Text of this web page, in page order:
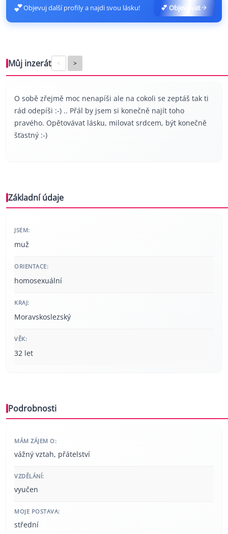
💕Objevuj další profily a najdi svou lásku! 💕 Objevovat
Můj inzerát < >
O sobě zřejmě moc nenapíši ale na cokoli se zeptáš tak ti
rád odepíši :-) .. Přál by jsem si konečně najít toho
pravého. Opětovávat lásku, milovat srdcem, být konečně
šťastný :-)
Základní údaje
JSEM:
muž
ORIENTACE:
homosexuální
KRAJ:
Moravskoslezský
VĚK:
32 let
Podrobnosti
MÁM ZÁJEM O:
vážný vztah, přátelství
VZDĚLÁNÍ:
vyučen
MOJE POSTAVA:
střední